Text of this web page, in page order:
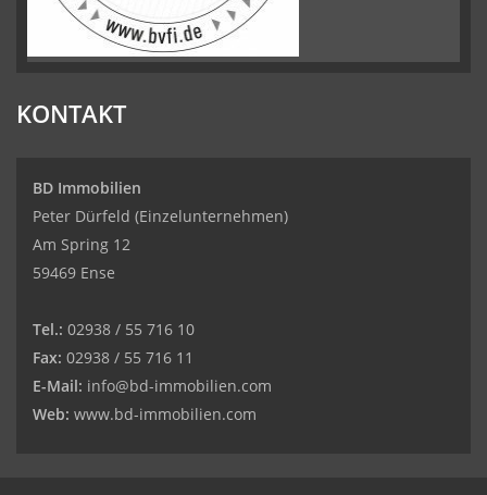
KONTAKT
BD Immobilien
Peter Dürfeld (Einzelunternehmen)
Am Spring 12
59469 Ense
Tel.: 02938 / 55 716 10
Fax: 02938 / 55 716 11
E-Mail: info@bd-immobilien.com
Web: www.bd-immobilien.com